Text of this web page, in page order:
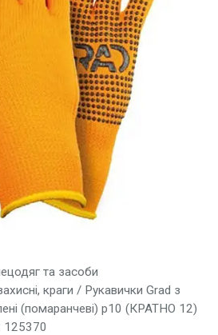
та засоби
краги / Рукавички Grad з
(помаранчеві) р10 (КРАТНО 12)
125370